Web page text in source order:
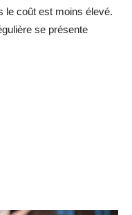
le coût est moins élevé.
se présente